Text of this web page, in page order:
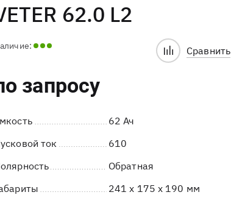
62.0 L2
запросу
Сравнить
62 Ач
ток
610
Обратная
241 x 175 x 190 мм